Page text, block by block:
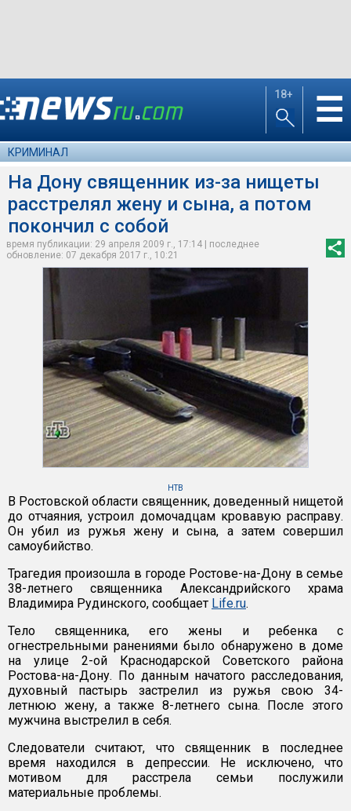
18+ ☰
КРИМИНАЛ
На Дону священник из-за нищеты
расстрелял жену и сына, а потом
покончил с собой
время публикации: 29 апреля 2009 г., 17:14 | последнее
обновление: 07 декабря 2017 г., 10:21
НТВ
В Ростовской области священник, доведенный нищетой
до отчаяния, устроил домочадцам кровавую расправу.
Он убил из ружья жену и сына, а затем совершил
самоубийство.
Трагедия произошла в городе Ростове-на-Дону в семье
38-летнего священника Александрийского храма
Владимира Рудинского, сообщает Life.ru.
Тело священника, его жены и ребенка с
огнестрельными ранениями было обнаружено в доме
на улице 2-ой Краснодарской Советского района
Ростова-на-Дону. По данным начатого расследования,
духовный пастырь застрелил из ружья свою 34-
летнюю жену, а также 8-летнего сына. После этого
мужчина выстрелил в себя.
Следователи считают, что священник в последнее
время находился в депрессии. Не исключено, что
мотивом для расстрела семьи послужили
материальные проблемы.